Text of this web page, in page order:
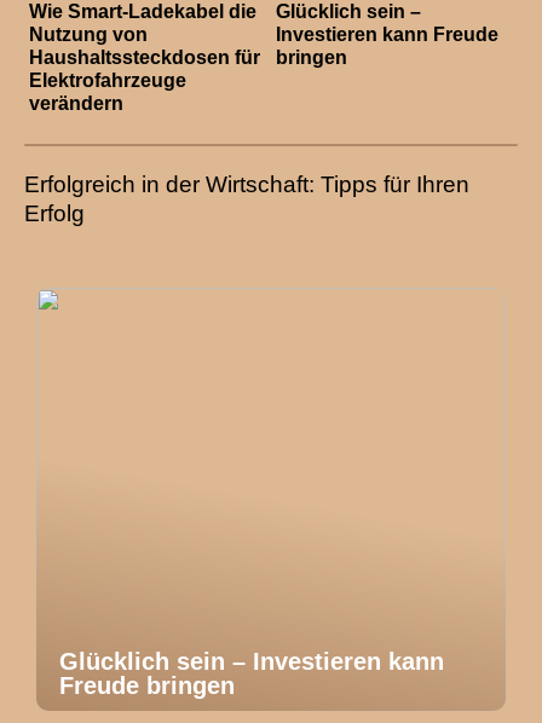
Wie Smart-Ladekabel die
Nutzung von
Haushaltssteckdosen für
Elektrofahrzeuge
verändern
Glücklich sein –
Investieren kann Freude
bringen
Erfolgreich in der Wirtschaft: Tipps für Ihren
Erfolg
Glücklich sein – Investieren kann
Freude bringen